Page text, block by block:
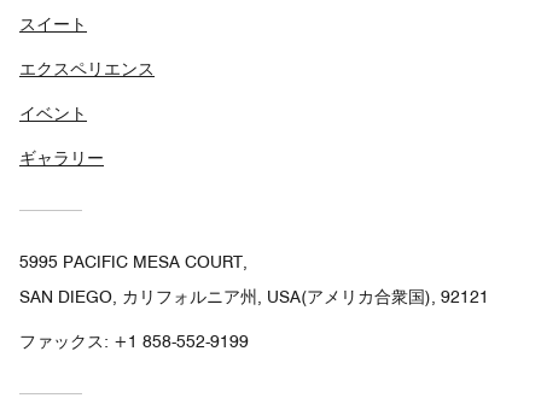
スイート
エクスペリエンス
イベント
ギャラリー
5995 PACIFIC MESA COURT,
SAN DIEGO, カリフォルニア州, USA(アメリカ合衆国), 92121
ファックス: +1 858-552-9199